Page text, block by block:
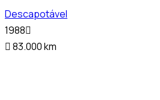
Descapotável
1988
83.000 km